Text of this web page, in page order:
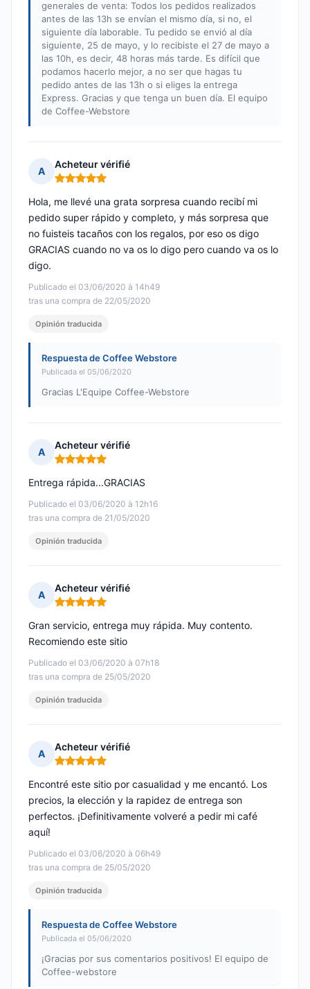
generales de venta: Todos los pedidos realizados
antes de las 13h se envían el mismo día, si no, el
siguiente día laborable. Tu pedido se envió al día
siguiente, 25 de mayo, y lo recibiste el 27 de mayo a
las 10h, es decir, 48 horas más tarde. Es difícil que
podamos hacerlo mejor, a no ser que hagas tu
pedido antes de las 13h o si eliges la entrega
Express. Gracias y que tenga un buen día. El equipo
de Coffee-Webstore
A
Acheteur vérifié
Nota: 5 de 5
Publicado el 03/06/2020 à 14h49
tras una compra de 22/05/2020
Hola, me llevé una grata sorpresa cuando recibí mi
pedido super rápido y completo, y más sorpresa que
no fuisteis tacaños con los regalos, por eso os digo
GRACIAS cuando no va os lo digo pero cuando va os lo
digo.
Opinión traducida
Respuesta de Coffee Webstore
Publicada el 05/06/2020
Gracias L'Equipe Coffee-Webstore
A
Acheteur vérifié
Nota: 5 de 5
Publicado el 03/06/2020 à 12h16
tras una compra de 21/05/2020
Entrega rápida...GRACIAS
Opinión traducida
A
Acheteur vérifié
Nota: 5 de 5
Publicado el 03/06/2020 à 07h18
tras una compra de 25/05/2020
Gran servicio, entrega muy rápida. Muy contento.
Recomiendo este sitio
Opinión traducida
A
Acheteur vérifié
Nota: 5 de 5
Publicado el 03/06/2020 à 06h49
tras una compra de 25/05/2020
Encontré este sitio por casualidad y me encantó. Los
precios, la elección y la rapidez de entrega son
perfectos. ¡Definitivamente volveré a pedir mi café
aquí!
Opinión traducida
Respuesta de Coffee Webstore
Publicada el 05/06/2020
¡Gracias por sus comentarios positivos! El equipo de
Coffee-webstore